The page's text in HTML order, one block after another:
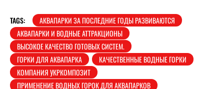
TAGS:
АКВАПАРКИ ЗА ПОСЛЕДНИЕ ГОДЫ РАЗВИВАЮТСЯ
АКВАПАРКИ И ВОДНЫЕ АТТРАКЦИОНЫ
ВЫСОКОЕ КАЧЕСТВО ГОТОВЫХ СИСТЕМ.
ГОРКИ ДЛЯ АКВАПАРКА
КАЧЕСТВЕННЫЕ ВОДНЫЕ ГОРКИ
КОМПАНИЯ УКРКОМПОЗИТ
ПРИМЕНЕНИЕ ВОДНЫХ ГОРОК ДЛЯ АКВАПАРКОВ